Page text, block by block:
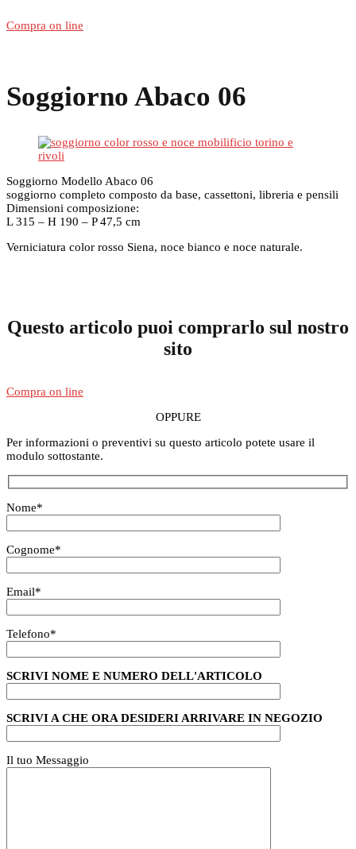
Compra on line
Soggiorno Abaco 06
Soggiorno Modello Abaco 06
soggiorno completo composto da base, cassettoni, libreria e pensili
Dimensioni composizione:
L 315 – H 190 – P 47,5 cm
Verniciatura color rosso Siena, noce bianco e noce naturale.
Questo articolo puoi comprarlo sul nostro
sito
Compra on line
OPPURE
Per informazioni o preventivi su questo articolo potete usare il
modulo sottostante.
Nome*
Cognome*
Email*
Telefono*
SCRIVI NOME E NUMERO DELL'ARTICOLO
SCRIVI A CHE ORA DESIDERI ARRIVARE IN NEGOZIO
Il tuo Messaggio